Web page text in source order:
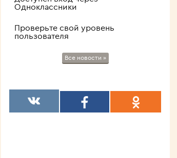
Одноклассники
Проверьте свой уровень
пользователя
Все новости »